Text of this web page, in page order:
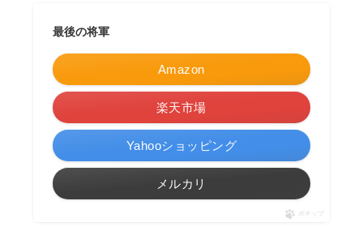
最後の将軍
Amazon
楽天市場
Yahooショッピング
メルカリ
ポチップ